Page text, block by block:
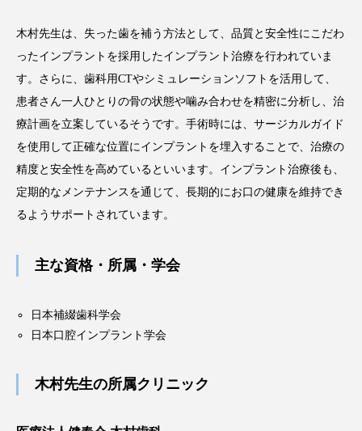
木村先生は、失った歯を補う方法として、品質と安全性にこだわ
ったインプラントを採用したインプラント治療を行われていま
す。さらに、歯科用CTやシミュレーションソフトを活用して、
患者さん一人ひとりの骨の状態や噛み合わせを精密に分析し、治
療計画を立案しているそうです。手術時には、サージカルガイド
を使用して正確な位置にインプラントを埋入することで、治療の
精度と安全性を高めているといいます。インプラント治療後も、
定期的なメンテナンスを通じて、長期的にお口の健康を維持でき
るようサポートされています。
主な資格・所属・学会
日本補綴歯科学会
日本口腔インプラント学会
木村先生の所属クリニック